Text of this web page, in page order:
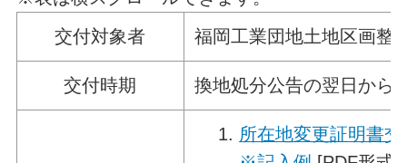
交付対象者
福岡工業団地土地区画整
交付時期 換地処分公告の翌日から
所在地変更証明書